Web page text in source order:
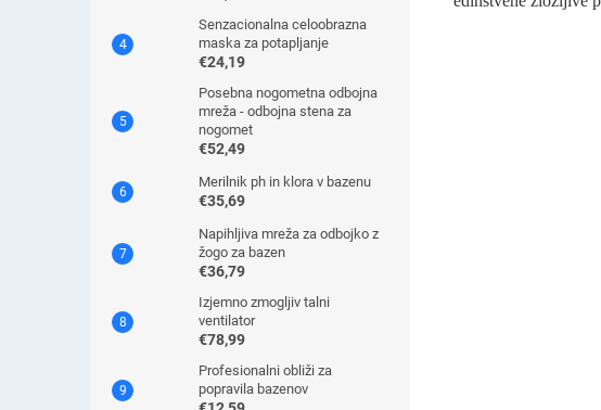
Senzacionalna celoobrazna
maska ​​za potapljanje
€24,19
Posebna nogometna odbojna
mreža - odbojna stena za
nogomet
€52,49
Merilnik ph in klora v bazenu
€35,69
Napihljiva mreža za odbojko z
žogo za bazen
€36,79
Izjemno zmogljiv talni
ventilator
€78,99
Profesionalni obliži za
popravila bazenov